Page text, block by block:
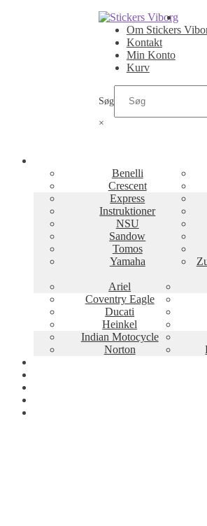
Spring
navigation
Spring
indhold
Om Stickers
Kontakt
Min Konto
Kurv
Søg
×
Benelli
Crescent
Express
Instruktioner
NSU
Sandow
Tomos
Yamaha
Ariel
Coventry Eagle
Ducati
Heinkel
Indian Motocycle
Norton